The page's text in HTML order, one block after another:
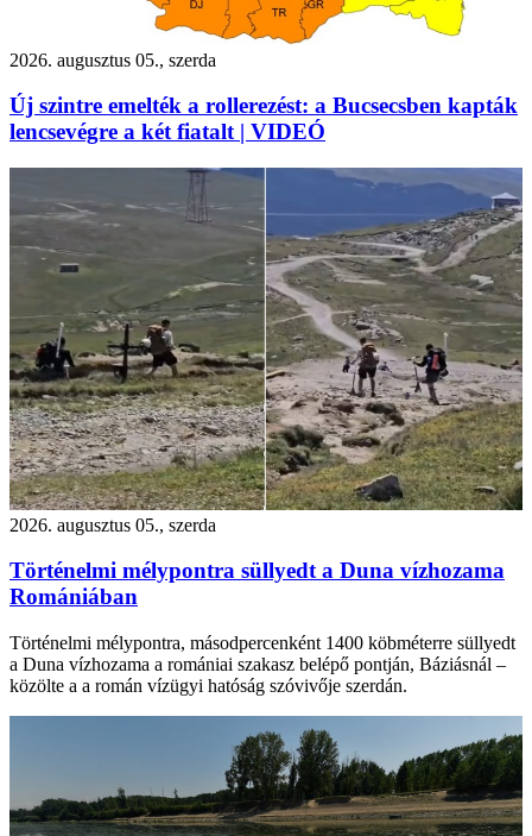
2026. augusztus 05., szerda
Új szintre emelték a rollerezést: a Bucsecsben kapták
lencsevégre a két fiatalt | VIDEÓ
2026. augusztus 05., szerda
Történelmi mélypontra süllyedt a Duna vízhozama
Romániában
Történelmi mélypontra, másodpercenként 1400 köbméterre süllyedt
a Duna vízhozama a romániai szakasz belépő pontján, Báziásnál –
közölte a a román vízügyi hatóság szóvivője szerdán.